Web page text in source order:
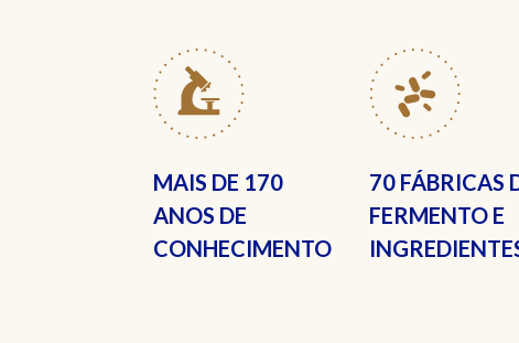
MAIS DE 170
ANOS DE
CONHECIMENTO
70 FÁBRICAS
FERMENTO E